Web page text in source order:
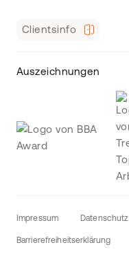
Clientsinfo
Auszeichnungen
Impressum Datenschutz
Barrierefreiheitserklärung